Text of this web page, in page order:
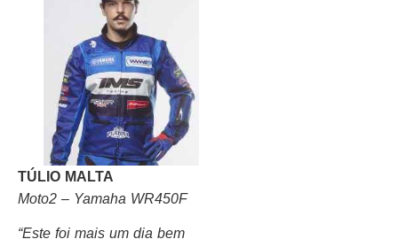
TÚLIO MALTA
Moto2 – Yamaha WR450F
“Este foi mais um dia bem